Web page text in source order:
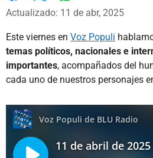
Facebook
X
Actualizado: 11 de abr, 2025
Este viernes en Voz Populi
temas políticos, nacionales e
importantes, acompañados del
cada uno de nuestros personajes